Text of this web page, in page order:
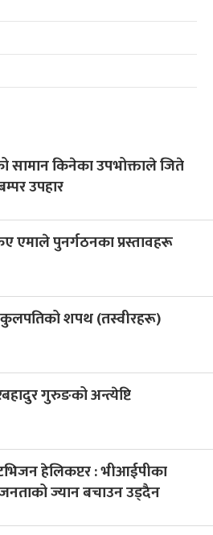
सामान किनेका उपभोक्ताले जिते
उपहार
एमाले पुनर्गठनका प्रस्तावहरू
कुलपतिको शपथ (तस्वीरहरू)
गुरुङको अन्त्येष्टि
हेलिकप्टर : भीआईपीका
ज्यान बचाउन उड्दैन